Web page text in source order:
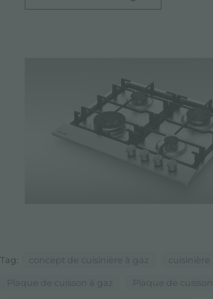
Tag: concept de cuisinière à gaz
Plaque de cuisson à gaz Plaque de